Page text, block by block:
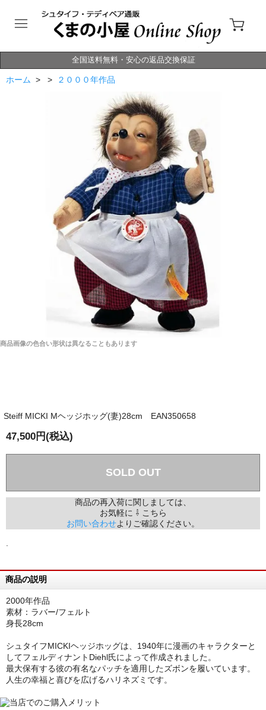
全国送料無料・安心の返品交換保証
ホーム > > ２０００年作品
商品画像の色合い形状は異なることもあります
Steiff MICKI Mヘッジホッグ(妻)28cm EAN350658
47,500円(税込)
SOLD OUT
商品の再入荷に関しましては、
お気軽に ⇩ こちら
お問い合わせよりご確認ください。
商品の説明
2000年作品
素材：ラバー/フェルト
身長28cm
シュタイフMICKIヘッジホッグは、1940年に漫画のキャラクターと
してフェルディナントDiehl氏によって作成されました。
最大保有する彼の有名なパッチを適用したズボンを履いています。
人生の幸福と喜びを広げるハリネズミです。